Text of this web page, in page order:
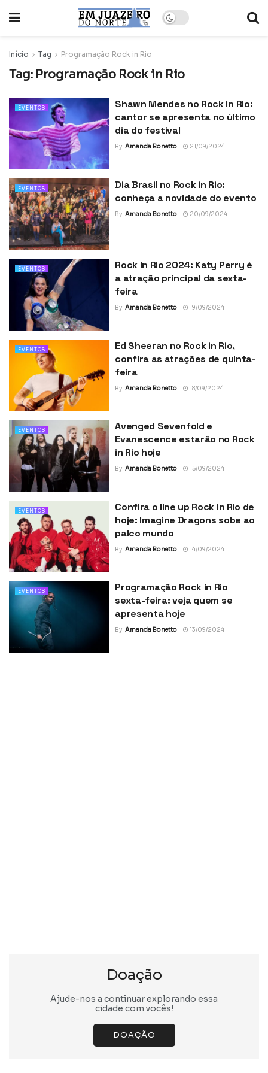
Início Tag Programação Rock in Rio
Tag: Programação Rock in Rio
EVENTOS
Shawn Mendes no Rock in Rio:
cantor se apresenta no último
dia do festival
By Amanda Bonetto 21/09/2024
EVENTOS
Dia Brasil no Rock in Rio:
conheça a novidade do evento
By Amanda Bonetto 20/09/2024
EVENTOS
Rock in Rio 2024: Katy Perry é
a atração principal da sexta-
feira
By Amanda Bonetto 19/09/2024
EVENTOS
Ed Sheeran no Rock in Rio,
confira as atrações de quinta-
feira
By Amanda Bonetto 18/09/2024
EVENTOS
Avenged Sevenfold e
Evanescence estarão no Rock
in Rio hoje
By Amanda Bonetto 15/09/2024
EVENTOS
Confira o line up Rock in Rio de
hoje: Imagine Dragons sobe ao
palco mundo
By Amanda Bonetto 14/09/2024
EVENTOS
Programação Rock in Rio
sexta-feira: veja quem se
apresenta hoje
By Amanda Bonetto 13/09/2024
Doação
Ajude-nos a continuar explorando essa
cidade com vocês!
DOAÇÃO